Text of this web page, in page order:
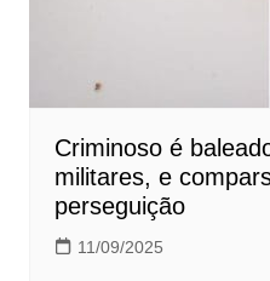
Criminoso é
militares, e
perseguição
11/09/2025